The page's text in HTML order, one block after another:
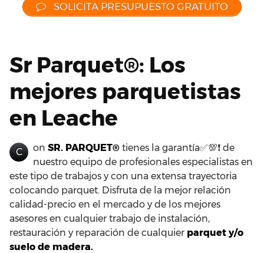
SOLICITA PRESUPUESTO GRATUITO
Sr Parquet®: Los
mejores parquetistas
en Leache
C on SR. PARQUET® tienes la garantía✅💯❗ de
nuestro equipo de profesionales especialistas en
este tipo de trabajos y con una extensa trayectoria
colocando parquet. Disfruta de la mejor relación
calidad-precio en el mercado y de los mejores
asesores en cualquier trabajo de instalación,
restauración y reparación de cualquier parquet y/o
suelo de madera.